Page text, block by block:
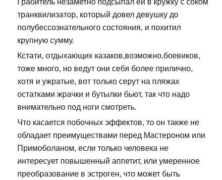
Грабитель незаметно подсыпал ей в кружку с соком
транквилизатор, который довел девушку до
полубессознательного состояния, и похитил
крупную сумму.
Кстати, отдыхающих казаков,возможно,боевиков,
тоже много, но ведут они себя более прилично,
хотя и ужратые, вот только серут на пляжах
остатками жрачки и бутылки бьют, так что надо
внимательно под ноги смотреть.
Что касается побочных эффектов, то он также не
обладает преимуществами перед Мастероном или
Примоболаном, если только человека не
интересует повышенный аппетит, или умеренное
преобразование в эстроген, что может быть